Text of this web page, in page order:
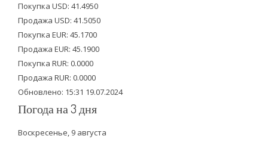
t
e
r
b
o
o
k
u
b
e
Покупка USD: 41.4950
Продажа USD: 41.5050
Покупка EUR: 45.1700
Продажа EUR: 45.1900
Покупка RUR: 0.0000
Продажа RUR: 0.0000
Обновлено: 15:31 19.07.2024
Погода на 3 дня
Воскресенье, 9 августа